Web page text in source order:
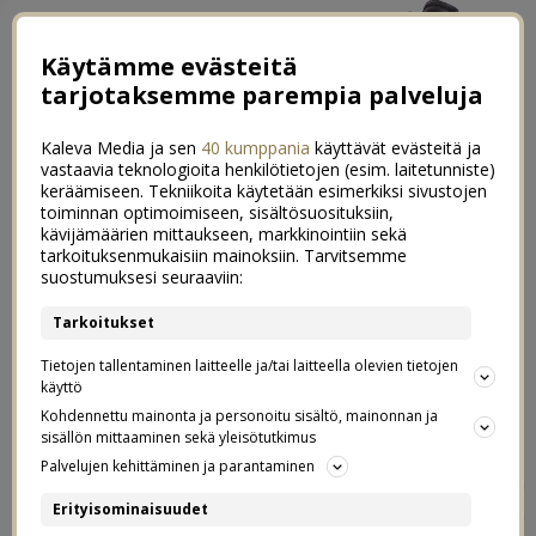
←Kaikille meille, jotka vaan ajauduimme yrittäjiksi
Mitä te oletatte minusta?→
Yhtenä marraskuisena
viikonloppuna meidän perheessä
05.11.2018
Mua naurattaa. Siis me tehtiin viime viikon torstaina
kunnon sellainen överikauppareissu, että ostettiin
Käytämme evästeitä
tarjotaksemme parempia palveluja
Kaleva Media ja sen 40 kumppania käyttävät evästeitä ja
vastaavia teknologioita henkilötietojen (esim. laitetunniste)
keräämiseen. Tekniikoita käytetään esimerkiksi sivustojen
toiminnan optimoimiseen, sisältösuosituksiin,
kävijämäärien mittaukseen, markkinointiin sekä
tarkoituksenmukaisiin mainoksiin. Tarvitsemme
suostumuksesi seuraaviin:
Tarkoitukset
Tietojen tallentaminen laitteelle ja/tai laitteella olevien tietojen
käyttö
Kohdennettu mainonta ja personoitu sisältö, mainonnan ja
sisällön mittaaminen sekä yleisötutkimus
Palvelujen kehittäminen ja parantaminen
Erityisominaisuudet